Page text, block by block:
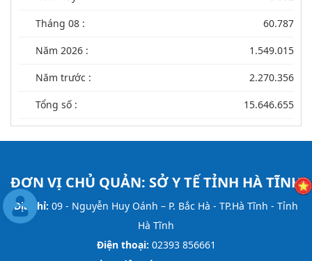
Tháng 08 : 60.787
Năm 2026 : 1.549.015
Năm trước : 2.270.356
Tổng số : 15.646.655
ĐƠN VỊ CHỦ QUẢN: SỞ Y TẾ TỈNH HÀ TĨNH
Địa chỉ: 09 - Nguyễn Huy Oánh – P. Bắc Hà - TP.Hà Tĩnh - Tỉnh
Hà Tĩnh
Điện thoại: 02393 856661